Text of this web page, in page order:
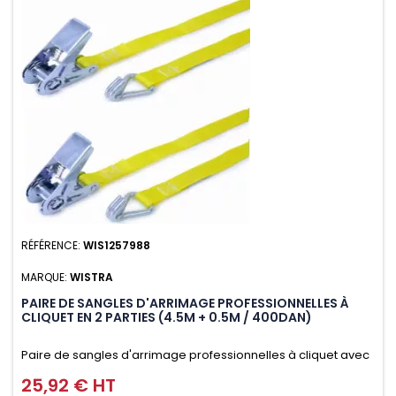
RÉFÉRENCE: WIS1257988
MARQUE: WISTRA
PAIRE DE SANGLES D'ARRIMAGE PROFESSIONNELLES À
CLIQUET EN 2 PARTIES (4.5M + 0.5M / 400DAN)
Paire de sangles d'arrimage professionnelles à cliquet avec
crochet en 2 parties (4.5M + 0.5M / 400daN), simple et rapide
Prix
25,92 € HT